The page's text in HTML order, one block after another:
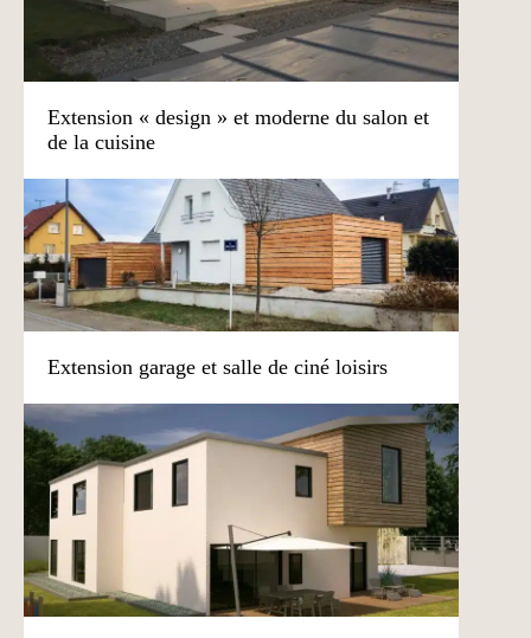
Extension « design » et moderne du salon et
de la cuisine
Extension garage et salle de ciné loisirs